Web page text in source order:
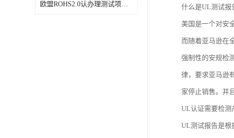
欧盟ROHS2.0认办理测试项目有哪些 什么是UL测试报
美国是一个对安
而随着亚马逊在
强制性的安规检
律，要求亚马逊
家停止销售。并
UL认证需要检测
UL测试报告是根